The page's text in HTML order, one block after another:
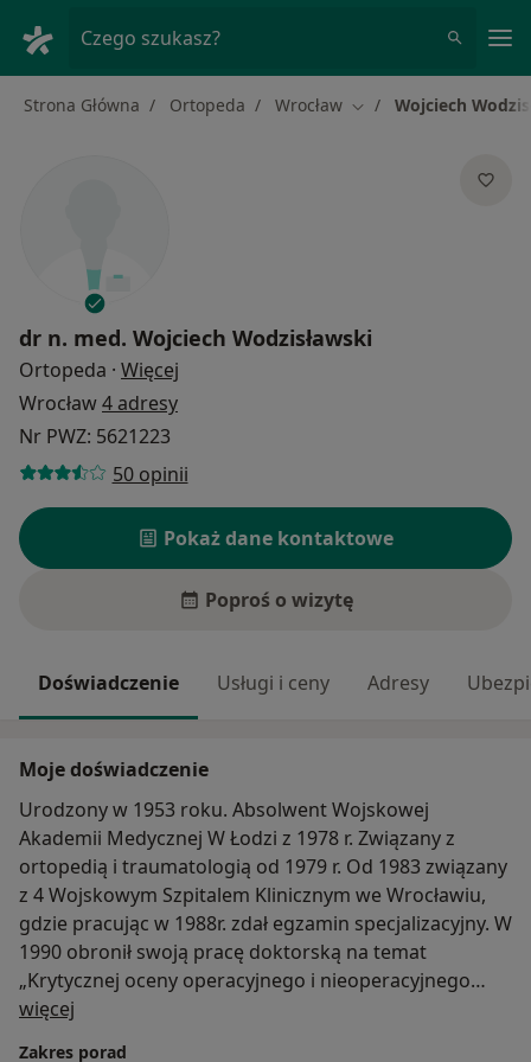
Czego szukasz?
Strona Główna Ortopeda Wrocław Zmień miasto
Wojciech
dr n. med. Wojciech Wodzisławski
Ortopeda · Więcej
Wrocław4 adresy
Nr PWZ: 5621223
50 opinii
Pokaż dane kontaktowe
Poproś o wizytę
Doświadczenie Usługi i ceny Adresy
Moje doświadczenie
Urodzony w 1953 roku. Absolwent Wojskowej
Akademii Medycznej W Łodzi z 1978 r. Związany z
ortopedią i traumatologią od 1979 r. Od 1983 związany
z 4 Wojskowym Szpitalem Klinicznym we Wrocławiu,
gdzie pracując w 1988r. zdał egzamin specjalizacyjny. W
1990 obronił swoją pracę doktorską na temat
„Krytycznej oceny operacyjnego i nieoperacyjnego
leczenia złamań kości goleni”. W latach 1992-2013 był
więcej
Zakres porad